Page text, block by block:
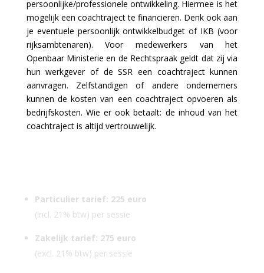
persoonlijke/professionele ontwikkeling. Hiermee is het
mogelijk een coachtraject te financieren. Denk ook aan
je eventuele persoonlijk ontwikkelbudget of IKB (voor
rijksambtenaren). Voor medewerkers van het
Openbaar Ministerie en de Rechtspraak geldt dat zij via
hun werkgever of de SSR een coachtraject kunnen
aanvragen. Zelfstandigen of andere ondernemers
kunnen de kosten van een coachtraject opvoeren als
bedrijfskosten. Wie er ook betaalt: de inhoud van het
coachtraject is altijd vertrouwelijk.
Particulier tarief: 225 euro
(incl. 21% btw) per sessie
Zakelijk tarief: 275 euro
(excl. 21% btw) per sessie